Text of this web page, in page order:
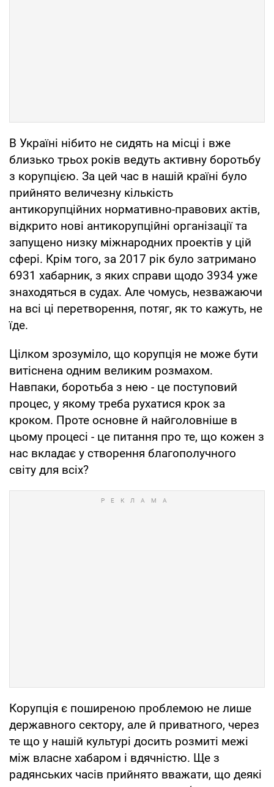
В Україні нібито не сидять на місці і вже
близько трьох років ведуть активну боротьбу
з корупцією. За цей час в нашій країні було
прийнято величезну кількість
антикорупційних нормативно-правових актів,
відкрито нові антикорупційні організації та
запущено низку міжнародних проектів у цій
сфері. Крім того, за 2017 рік було затримано
6931 хабарник, з яких справи щодо 3934 уже
знаходяться в судах. Але чомусь, незважаючи
на всі ці перетворення, потяг, як то кажуть, не
їде.
Цілком зрозуміло, що корупція не може бути
витіснена одним великим розмахом.
Навпаки, боротьба з нею - це поступовий
процес, у якому треба рухатися крок за
кроком. Проте основне й найголовніше в
цьому процесі - це питання про те, що кожен з
нас вкладає у створення благополучного
світу для всіх?
Корупція є поширеною проблемою не лише
державного сектору, але й приватного, через
те що у нашій культурі досить розмиті межі
між власне хабаром і вдячністю. Ще з
радянських часів прийнято вважати, що деякі